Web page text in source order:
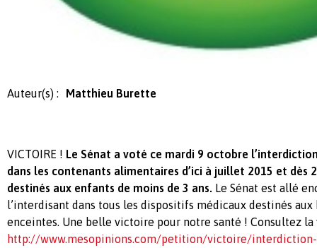
Auteur(s) : Matthieu Burette
VICTOIRE ! Le Sénat a voté ce mardi 9 octobre
dans les contenants alimentaires d’ici à juillet 2015 et dès
destinés aux enfants de moins de 3 ans. Le Sénat est allé
l’interdisant dans tous les dispositifs médicaux destinés
enceintes. Une belle victoire pour notre santé ! Consultez
http://www.mesopinions.com/petition/victoire/